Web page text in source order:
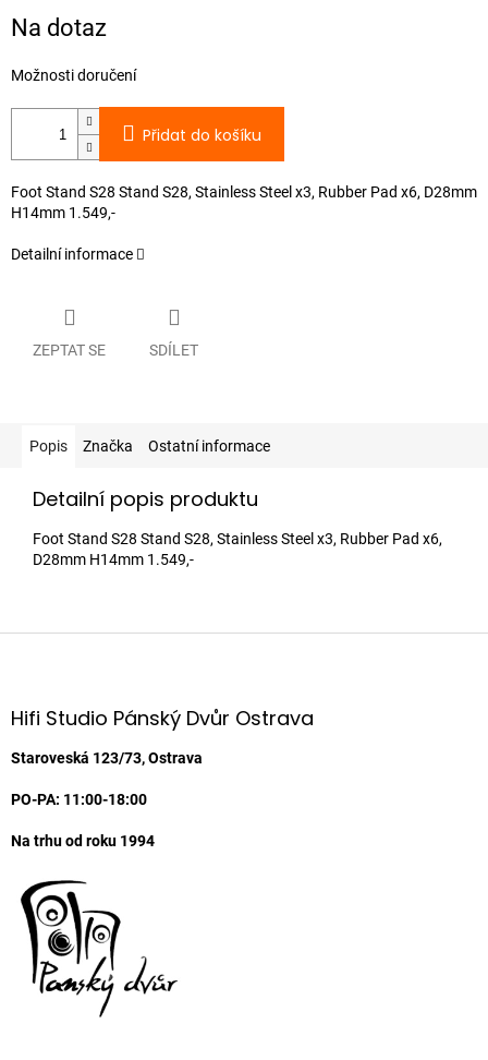
cena:
Na dotaz
Možnosti doručení
Přidat do košíku
Foot Stand S28 Stand S28, Stainless Steel x3, Rubber Pad x6, D28mm
H14mm 1.549,-
Detailní informace
ZEPTAT SE SDÍLET
Popis Značka Ostatní informace
Detailní popis produktu
Foot Stand S28 Stand S28, Stainless Steel x3, Rubber Pad x6,
D28mm H14mm 1.549,-
Z
aHifi Studio Pánský Dvůr Ostrava
Staroveská 123/73, Ostrava
PO-PA: 11:00-18:00
Na trhu od roku 1994